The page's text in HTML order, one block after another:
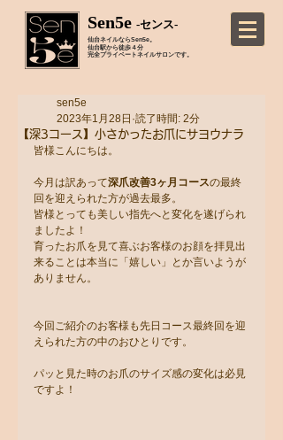
仙台ネイルならSen5e。
仙台駅から徒歩４分
完全プライベートネイルサロンです。
Sen5e -センス-
【深3コース】小さかったお爪にサヨウナラ
sen5e
2023年1月28日 読了時間: 2分
皆様こんにちは。
今月は訳あって深爪改善3ヶ月コースの最終
回を迎えられた方が過去最多。
皆様とっても美しい指先へと変化を遂げられ
ましたよ！
育ったお爪を見て喜ぶお客様のお顔を拝見出
来ることは本当に「嬉しい」とか言いようが
ありません。
今回ご紹介のお客様も先日コース最終回を迎
えられた方の中のおひとりです。
パッと見た時のお爪のサイズ感の変化は必見
ですよ！